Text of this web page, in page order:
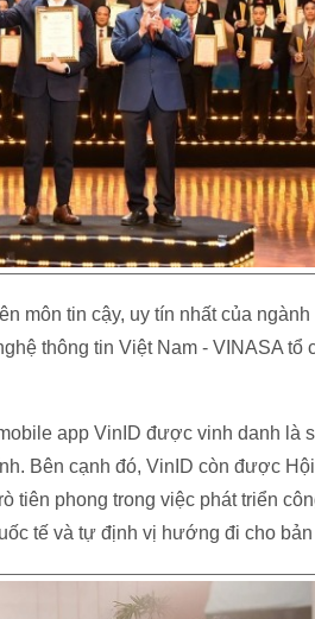
môn tin cậy, uy tín nhất của ngành
thông tin Việt Nam - VINASA tổ
app VinID được vinh danh là
Bên cạnh đó, VinID còn được
tiên phong trong việc phát triển
tế và tự định vị hướng đi cho bản